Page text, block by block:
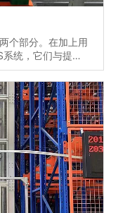
个部分。在加上用
统，它们与提升
货物可以实现前
的选定货架位置
，相对传统的立体
程度更高。